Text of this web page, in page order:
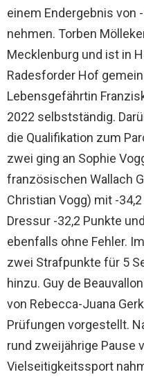
einem Endergebnis von
nehmen. Torben
Mecklenburg und ist in
Radesforder Hof
Lebensgefährtin
2022 selbstständig.
die Qualifikation zum
zwei ging an Sophie
französischen Wallach
Christian Vogg) mit -
Dressur -32,2 Punkte
ebenfalls ohne Fehler.
zwei Strafpunkte für 5
hinzu. Guy de
von Rebecca-Juana
Prüfungen vorgestellt.
rund zweijährige Pause
Vielseitigkeitssport